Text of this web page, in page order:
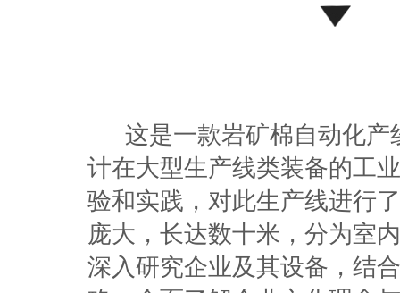
这是一款岩矿棉自动化产
计在大型生产线类装备的工
验和实践，对此生产线进行
庞大，长达数十米，分为室
深入研究企业及其设备，结